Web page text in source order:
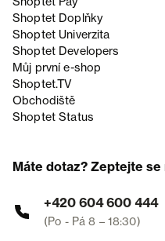
Shoptet Doplňky
Shoptet Univerzita
Shoptet Developers
Můj první e-shop
Shoptet.TV
Obchodiště
Shoptet Status
Máte dotaz? Zeptejte se
+420 604 600 444
(Po - Pá 8 – 18:30)